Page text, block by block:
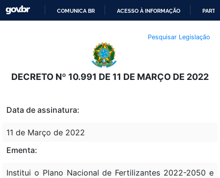
O
CONTEÚDO
COMUNICA BR ACESSO À INFORMAÇÃO
Pesquisar Legislação
DECRETO Nº 10.991 DE 11 DE MARÇO DE 2022
Data de assinatura:
11 de Março de 2022
Ementa:
Institui o Plano Nacional de Fertilizantes 2022-2050 e